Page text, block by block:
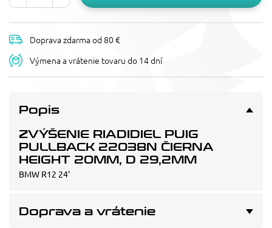
Doprava zdarma od 80 €
Výmena a vrátenie tovaru do 14 dní
Popis
ZVÝŠENIE RIADIDIEL PUIG
PULLBACK 22038N ČIERNA
HEIGHT 20MM, D 29,2MM
BMW R12 24'
Doprava a vrátenie